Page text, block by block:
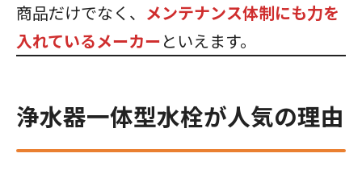
商品だけでなく、 メンテナンス体制にも力を
入れているメーカーといえます。
浄水器一体型水栓が人気の理由